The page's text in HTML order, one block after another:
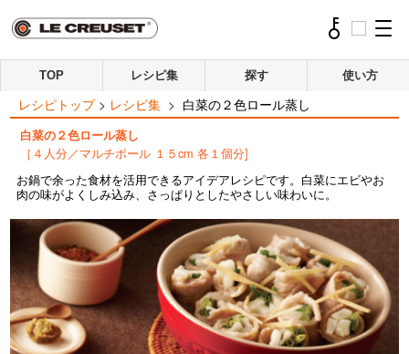
TOP レシピ集 探す 使い方
レシピトップ > レシピ集 > 白菜の２色ロール蒸し
白菜の２色ロール蒸し
［４人分／マルチボール １５cm 各１個分]
お鍋で余った食材を活用できるアイデアレシピです。白菜にエビやお
肉の味がよくしみ込み、さっぱりとしたやさしい味わいに。